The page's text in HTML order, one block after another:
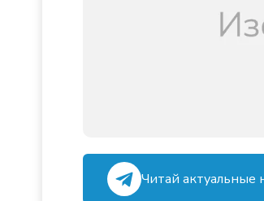
Читай актуальные